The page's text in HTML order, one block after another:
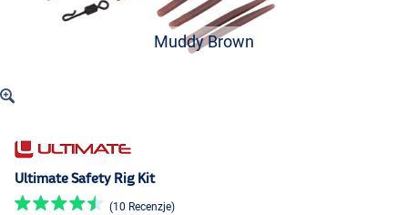
Muddy Brown
Ultimate Safety Rig Kit
(10 Recenzje)